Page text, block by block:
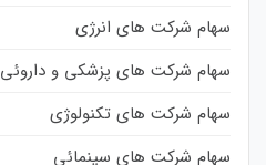
سهام شرکت های انرژی
سهام شرکت های پزشکی و داروئی
سهام شرکت های تکنولوژی
سهام شرکت های سینمائی